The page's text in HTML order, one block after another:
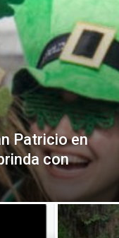
Patricio en
con